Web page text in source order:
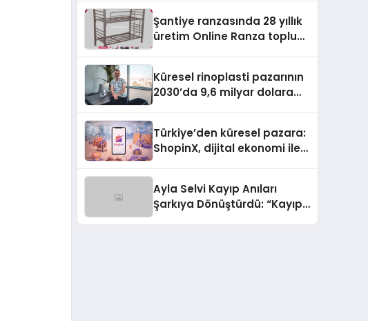
Şantiye ranzasında 28 yıllık
üretim Online Ranza toplu
Küresel rinoplasti pazarının
2030’da 9,6 milyar dolara
Türkiye’den küresel pazara:
ShopinX, dijital ekonomi ile
Ayla Selvi Kayıp Anıları
Şarkıya Dönüştürdü: “Kayıp